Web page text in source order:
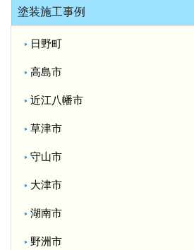
塗装施工事例
日野町
高島市
近江八幡市
草津市
守山市
大津市
湖南市
野洲市